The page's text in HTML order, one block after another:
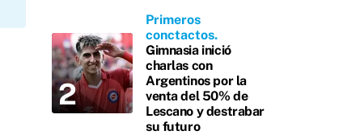
Primeros
conctactos
Gimnasia inició
charlas con
Argentinos por la
venta del 50% de
Lescano y destrabar
su futuro